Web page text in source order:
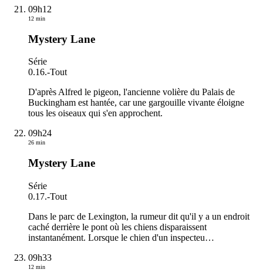
09h12
12 min
Mystery Lane
Série
0.16.-Tout
D'après Alfred le pigeon, l'ancienne volière du Palais de
Buckingham est hantée, car une gargouille vivante éloigne
tous les oiseaux qui s'en approchent.
09h24
26 min
Mystery Lane
Série
0.17.-Tout
Dans le parc de Lexington, la rumeur dit qu'il y a un endroit
caché derrière le pont où les chiens disparaissent
instantanément. Lorsque le chien d'un inspecteu…
09h33
12 min